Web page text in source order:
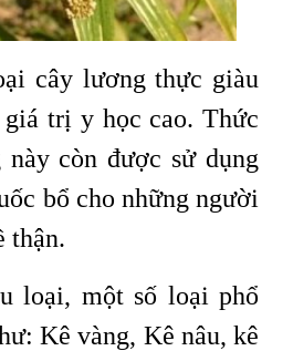
cây lương thực giàu
trị y học cao. Thức
còn được sử dụng
bổ cho những người
thận.
loại, một số loại phổ
Kê vàng, Kê nâu, kê